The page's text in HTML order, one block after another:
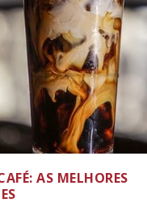
AS MELHORES